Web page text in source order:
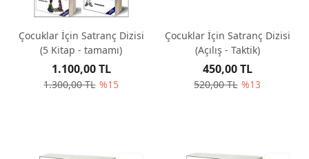
Çocuklar İçin Satranç Dizisi
(5 Kitap - tamamı)
1.300,00 TL %15
1.100,00 TL
Çocuklar İçin Satranç Dizisi
(Açılış - Taktik)
520,00 TL %13
450,00 TL